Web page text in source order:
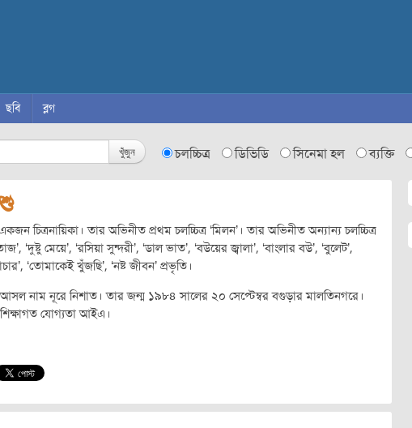
ছবি ব্লগ
খুঁজুন চলচ্চিত্র ডিভিডি সিনেমা হল ব্যক্তি
চিত্রনায়িকা। তার অভিনীত প্রথম চলচ্চিত্র ‘মিলন’। তার অভিনীত অন্যান্য চলচ্চিত্র
‘দুষ্টু মেয়ে’, ‘রসিয়া সুন্দরী’, ‘ডাল ভাত’, ‘বউয়ের জ্বালা’, ‘বাংলার বউ’, ‘বুলেট’,
‘তোমাকেই খুঁজছি’, ‘নষ্ট জীবন’ প্রভৃতি।
নাম নূরে নিশাত। তার জন্ম ১৯৮৪ সালের ২০ সেপ্টেম্বর বগুড়ার মালতিনগরে।
যোগ্যতা আইএ।